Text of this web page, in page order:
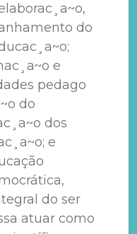
do
e
pedago
do
dos
e
do ser
atuar como